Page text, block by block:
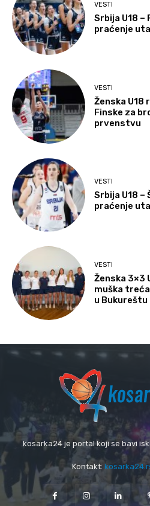
VESTI
Srbija U18 –
praćenje
VESTI
Ženska
Finske za
prvenstvu
VESTI
Srbija U18 –
praćenje
VESTI
Ženska 3×3
muška
u Bukureštu
kosarka24 je portal koji se bavi
Kontakt: